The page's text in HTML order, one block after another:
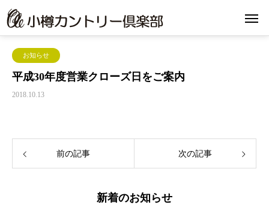
お知らせ
平成30年度営業クローズ日をご案内
2018.10.13
前の記事 次の記事
新着のお知らせ